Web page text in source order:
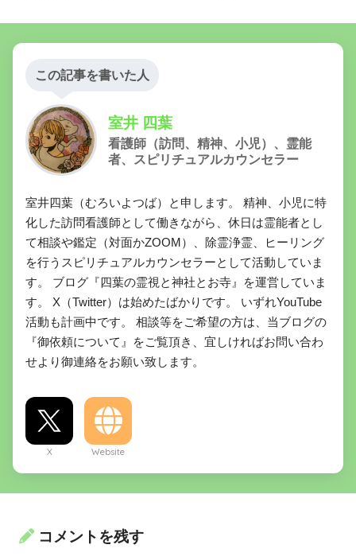
この記事を書いた人
室井 四葉
看護師（訪問、精神、小児）、霊能
者、スピリチュアルカウンセラー
室井四葉（むろいよつば）と申します。 精神、小児に特
化した訪問看護師として働きながら、休日は霊能者とし
て相談や鑑定（対面かZOOM）、除霊浄霊、ヒーリング
を行うスピリチュアルカウンセラーとして活動していま
す。 ブログ『四葉の霊視と神社とお寺』を運営していま
す。 X（Twitter）は始めたばかりです。 いずれYouTube
活動も計画中です。 相談等をご希望の方は、当ブログの
『御依頼について』をご覧頂き、宜しければお問い合わ
せより御連絡をお願い致します。
X Website
コメントを残す